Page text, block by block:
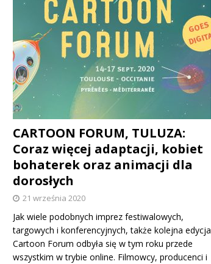
CARTOON FORUM, TULUZA:
Coraz więcej adaptacji, kobiet
bohaterek oraz animacji dla
dorosłych
21 września 2020
Jak wiele podobnych imprez festiwalowych,
targowych i konferencyjnych, także kolejna edycja
Cartoon Forum odbyła się w tym roku przede
wszystkim w trybie online. Filmowcy, producenci i